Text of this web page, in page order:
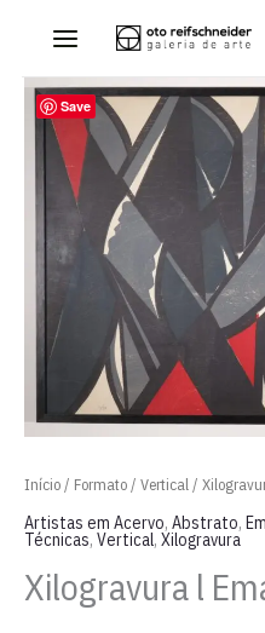
conteúdoSave
Início/ Formato/ Vertical/
Artistas em Acervo, Abstrato,
Técnicas, Vertical, Xilogravura
Xilogravura l